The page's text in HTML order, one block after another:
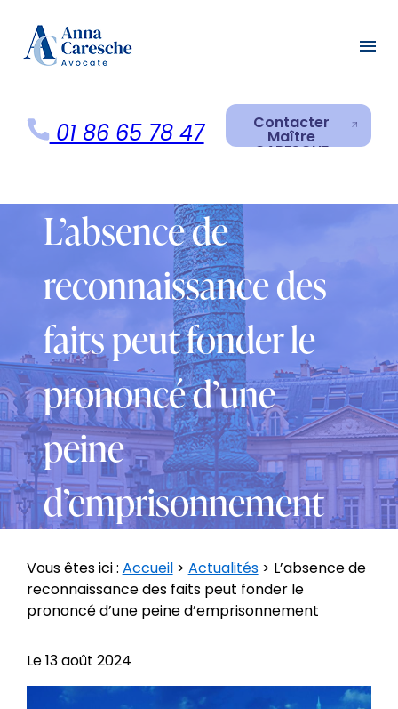
menu
01 86 65 78 47 Contacter
Maître
CARESCHE
Contacter
L’absence de
reconnaissance des
faits peut fonder le
prononcé d’une
peine
d’emprisonnement
Vous êtes ici : Accueil> Actualités> L’absence de
reconnaissance des faits peut fonder le
prononcé d’une peine d’emprisonnement
Le13 août 2024